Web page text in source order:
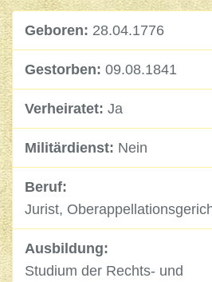
Geboren: 28.04.1776
Gestorben: 09.08.1841
Verheiratet: Ja
Militärdienst: Nein
Beruf:
Jurist,
Ausbildung:
Studium der Rechts- und